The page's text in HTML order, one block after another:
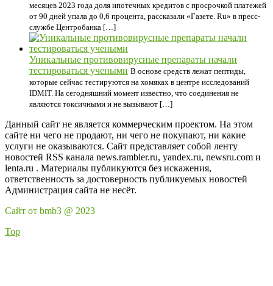
месяцев 2023 года доля ипотечных кредитов с просрочкой платежей
от 90 дней упала до 0,6 процента, рассказали «Газете. Ru» в пресс-
службе Центробанка […]
Уникальные противовирусные препараты начали
тестироваться учеными В основе средств лежат пептиды,
которые сейчас тестируются на хомяках в центре исследований
IDMIT. На сегодняшний момент известно, что соединения не
являются токсичными и не вызывают […]
Данный сайт не является коммерческим проектом. На этом
сайте ни чего не продают, ни чего не покупают, ни какие
услуги не оказываются. Сайт представляет собой ленту
новостей RSS канала news.rambler.ru, yandex.ru, newsru.com и
lenta.ru . Материалы публикуются без искажения,
ответственность за достоверность публикуемых новостей
Администрация сайта не несёт.
Сайт от bmb3 @ 2023
Top